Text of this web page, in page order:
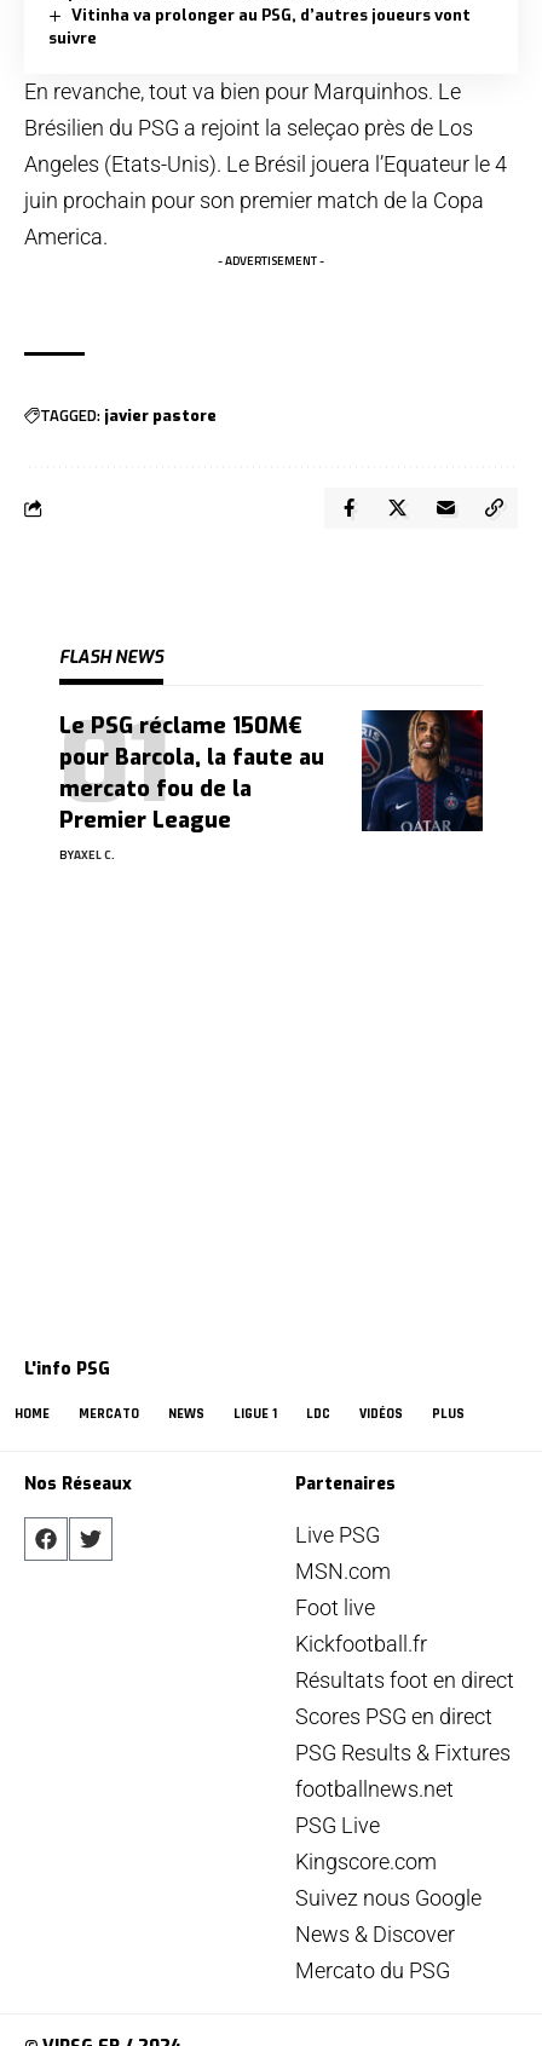
Vitinha va prolonger au PSG, d’autres joueurs vont
suivre
En revanche, tout va bien pour Marquinhos. Le
Brésilien du PSG a rejoint la seleçao près de Los
Angeles (Etats-Unis). Le Brésil jouera l’Equateur le 4
juin prochain pour son premier match de la Copa
America.
- ADVERTISEMENT -
TAGGED: javier pastore
FLASH NEWS
Le PSG réclame 150M€
pour Barcola, la faute au
mercato fou de la
Premier League
BYAXEL C.
L'info PSG
HOME MERCATO NEWS LIGUE 1 LDC VIDÉOS PLUS
Nos Réseaux Partenaires
Live PSG
MSN.com
Foot live
Kickfootball.fr
Résultats foot en direct
Scores PSG en direct
PSG Results & Fixtures
footballnews.net
PSG Live
Kingscore.com
Suivez nous Google
News & Discover
Mercato du PSG